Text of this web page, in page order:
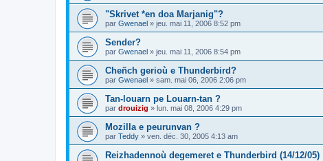
"Skrivet *en doa Marjanig"?
par Gwenael » jeu. mai 11, 2006 8:52 pm
Sender?
par Gwenael » jeu. mai 11, 2006 8:54 pm
Cheñch gerioù e Thunderbird?
par Gwenael » sam. mai 06, 2006 2:06 pm
Tan-louarn pe Louarn-tan ?
par drouizig » lun. mai 08, 2006 4:29 pm
Mozilla e peurunvan ?
par Teddy » ven. déc. 30, 2005 4:13 am
Reizhadennoù degemeret e Thunderbird (14/12/05)